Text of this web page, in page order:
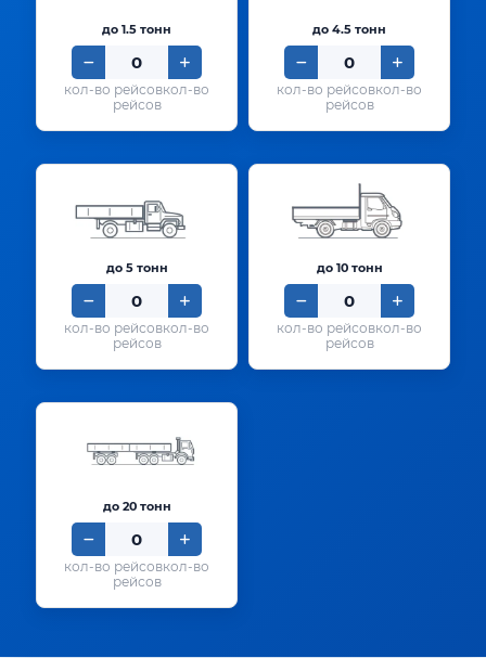
до 1.5 тонн
кол-во
рейсов
до 4.5 тонн
кол-во
рейсов
до 5 тонн
кол-во
рейсов
до 10 тонн
кол-во
рейсов
до 20 тонн
кол-во
рейсов